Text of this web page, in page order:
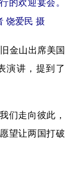
的欢迎宴会。
饶爱民 摄
金山出席美国
演讲，提到了
走向彼此，
望让两国打破